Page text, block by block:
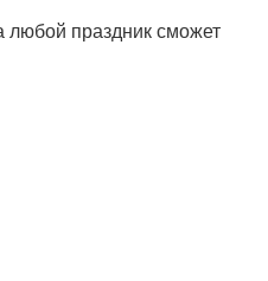
любой праздник сможет